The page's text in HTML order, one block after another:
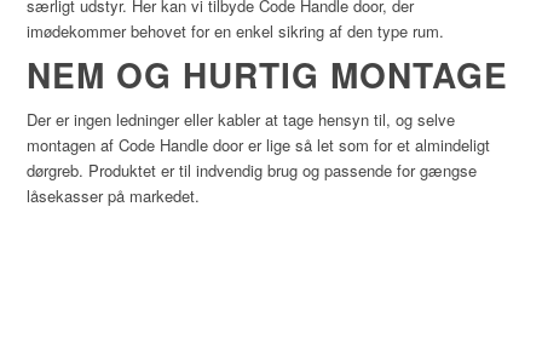
særligt udstyr. Her kan vi tilbyde Code Handle door, der
imødekommer behovet for en enkel sikring af den type rum.
NEM OG HURTIG MONTAGE
Der er ingen ledninger eller kabler at tage hensyn til, og selve
montagen af Code Handle door er lige så let som for et almindeligt
dørgreb. Produktet er til indvendig brug og passende for gængse
låsekasser på markedet.